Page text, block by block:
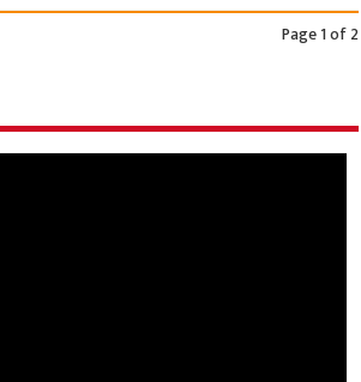
Page 1 of 2